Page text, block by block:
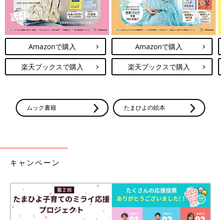
Amazonで購入
楽天ブックスで購入
Amazonで購入
楽天ブックスで購入
ムック書籍 たまひよの絵本
キャンペーン